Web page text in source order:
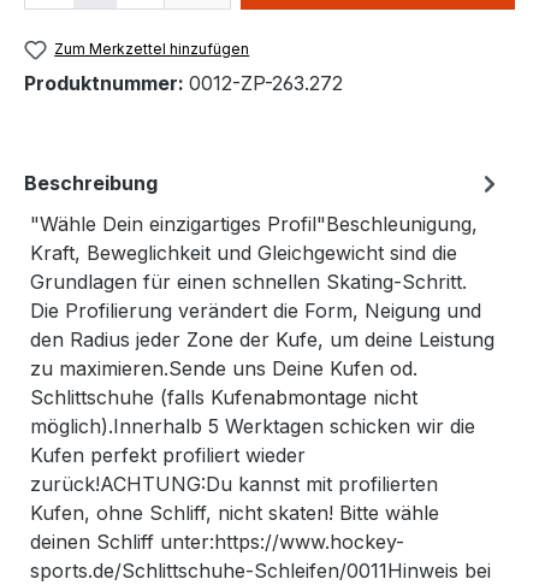
Zum Merkzettel hinzufügen
Produktnummer: 0012-ZP-263.272
Beschreibung
"Wähle Dein einzigartiges Profil"Beschleunigung,
Kraft, Beweglichkeit und Gleichgewicht sind die
Grundlagen für einen schnellen Skating-Schritt.
Die Profilierung verändert die Form, Neigung und
den Radius jeder Zone der Kufe, um deine Leistung
zu maximieren.Sende uns Deine Kufen od.
Schlittschuhe (falls Kufenabmontage nicht
möglich).Innerhalb 5 Werktagen schicken wir die
Kufen perfekt profiliert wieder
zurück!ACHTUNG:Du kannst mit profilierten
Kufen, ohne Schliff, nicht skaten! Bitte wähle
deinen Schliff unter:https://www.hockey-
sports.de/Schlittschuhe-Schleifen/0011Hinweis bei